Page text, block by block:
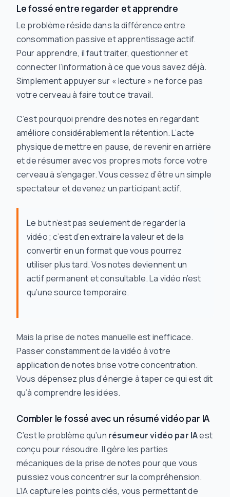
Le fossé entre regarder et apprendre
Le problème réside dans la différence entre
consommation passive et apprentissage actif.
Pour apprendre, il faut traiter, questionner et
connecter l’information à ce que vous savez déjà.
Simplement appuyer sur « lecture » ne force pas
votre cerveau à faire tout ce travail.
C’est pourquoi prendre des notes en regardant
améliore considérablement la rétention. L’acte
physique de mettre en pause, de revenir en arrière
et de résumer avec vos propres mots force votre
cerveau à s’engager. Vous cessez d’être un simple
spectateur et devenez un participant actif.
Le but n’est pas seulement de regarder la
vidéo ; c’est d’en extraire la valeur et de la
convertir en un format que vous pourrez
utiliser plus tard. Vos notes deviennent un
actif permanent et consultable. La vidéo n’est
qu’une source temporaire.
Mais la prise de notes manuelle est inefficace.
Passer constamment de la vidéo à votre
application de notes brise votre concentration.
Vous dépensez plus d’énergie à taper ce qui est dit
qu’à comprendre les idées.
Combler le fossé avec un résumé vidéo par IA
C’est le problème qu’un résumeur vidéo par IAest
conçu pour résoudre. Il gère les parties
mécaniques de la prise de notes pour que vous
puissiez vous concentrer sur la compréhension.
L’IA capture les points clés, vous permettant de